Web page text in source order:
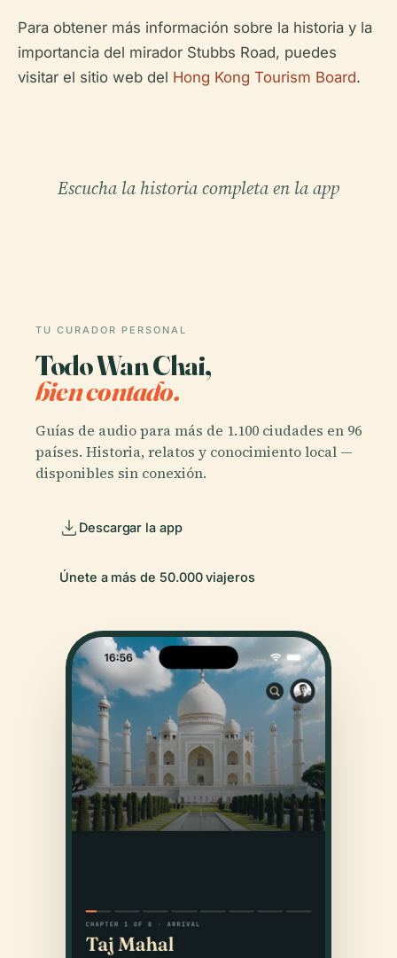
Para obtener más información sobre la historia y la
importancia del mirador Stubbs Road, puedes
visitar el sitio web del Hong Kong Tourism Board.
Escucha la historia completa en la app
TU CURADOR PERSONAL
Todo Wan Chai,
bien contado.
Guías de audio para más de 1.100 ciudades en 96
países. Historia, relatos y conocimiento local —
disponibles sin conexión.
Descargar la app
Únete a más de 50.000 viajeros